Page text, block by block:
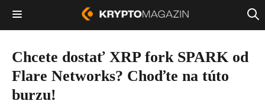
Chcete dostať XRP fork SPARK od
Flare Networks? Choďte na túto
burzu!